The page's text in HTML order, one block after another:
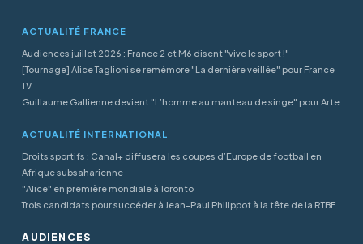
ACTUALITÉ FRANCE
Audiences juillet 2026 : France 2 et M6 disent "vive le sport !"
[Tournage] Alice Taglioni se remémore "La dernière veillée" pour France
TV
Guillaume Gallienne devient "L’homme au manteau de singe" pour Arte
ACTUALITÉ INTERNATIONAL
Droits sportifs : Canal+ diffusera les coupes d’Europe de football en
Afrique subsaharienne
"Alice" en première mondiale à Toronto
Trois candidats pour succéder à Jean-Paul Philippot à la tête de la RTBF
AUDIENCES